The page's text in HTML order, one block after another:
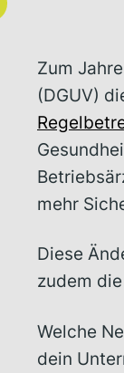
Zum
(DGUV)
mehr
Diese
zudem
Welche
dein